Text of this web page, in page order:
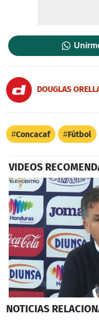
DOUGLAS
Concacaf Fútbol
VIDEOS
seconds
NOTICIAS